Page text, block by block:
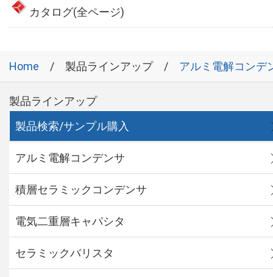
カタログ(全ページ)
Home 製品ラインアップ アルミ電解コンデ
製品ラインアップ
製品検索/サンプル購入
アルミ電解コンデンサ
積層セラミックコンデンサ
電気二重層キャパシタ
セラミックバリスタ